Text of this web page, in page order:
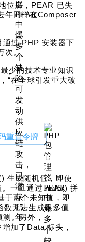
位后，PEAR 已失
年同样在Composer
通过 PHP 安装器下
次。
少的技术专业知识
“在全球引发重大破
重置令牌
生成随机值，即使
一旦通过 md5() 拼
于两个未知值，即
无法生成很多值
。另外，
加了Data 标头，